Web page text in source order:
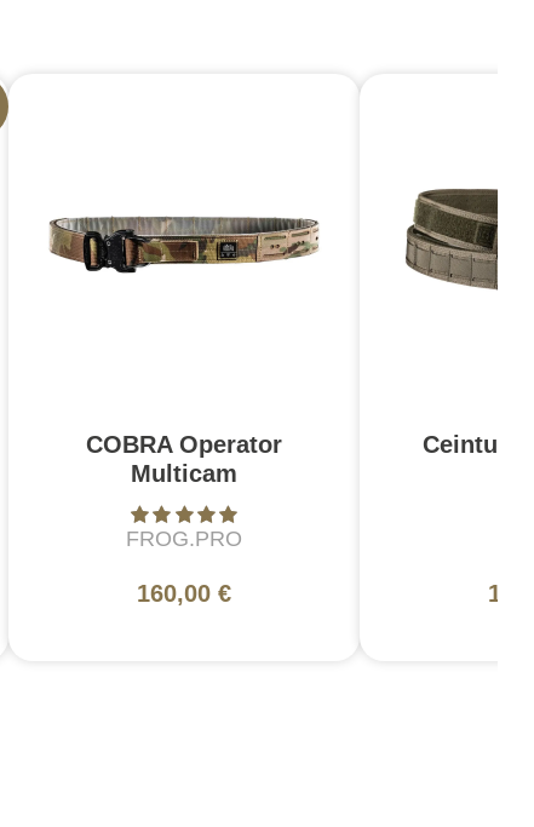
COBRA Operator
Multicam
FROG.PRO
160,00 €